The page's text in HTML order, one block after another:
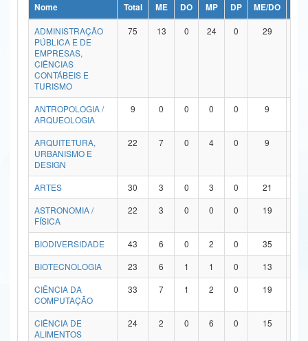
Ministério da Ciência, Tecnologia, Inovações e Comunicações
Ministério do Meio Ambiente
Ministério do Turismo
Ministério do Desenvolvimento Regional
Controladoria-Geral da União
Ministério da Mulher, da Família e dos Direitos Humanos
Secretaria de Governo
Advocacia-Geral da União
Banco Central do Brasil
Nome Total ME DO MP DP ME/DO
ADMINISTRAÇÃO
PÚBLICA E DE
EMPRESAS,
CIÊNCIAS
CONTÁBEIS E
TURISMO
75 13 0 24 0 29
ANTROPOLOGIA /
ARQUEOLOGIA
9 0 0 0 0 9
ARQUITETURA,
URBANISMO E
DESIGN
22 7 0 4 0 9
ARTES 30 3 0 3 0 21
ASTRONOMIA /
FÍSICA
22 3 0 0 0 19
BIODIVERSIDADE 43 6 0 2 0 35
BIOTECNOLOGIA
23 6 1 1 0 13
CIÊNCIA DA
COMPUTAÇÃO
33 7 1 2 0 19
CIÊNCIA DE
ALIMENTOS
24 2 0 6 0 15